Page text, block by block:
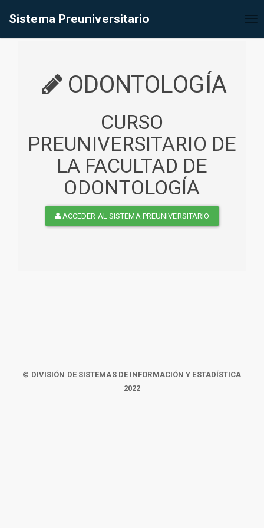
Sistema Preuniversitario
ODONTOLOGÍA
CURSO
PREUNIVERSITARIO DE
LA FACULTAD DE
ODONTOLOGÍA
ACCEDER AL SISTEMA PREUNIVERSITARIO
© DIVISIÓN DE SISTEMAS DE INFORMACIÓN Y ESTADÍSTICA
2022